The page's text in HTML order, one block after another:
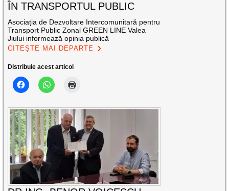
ÎN TRANSPORTUL PUBLIC
Asociația de Dezvoltare Intercomunitară pentru
Transport Public Zonal GREEN LINE Valea
Jiului informează opinia publică
CITEȘTE MAI DEPARTE
Distribuie acest articol